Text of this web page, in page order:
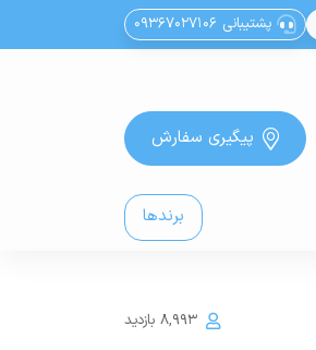
پشتیبانی 09367027106
پیگیری سفارش
برندها
8,993 بازدید